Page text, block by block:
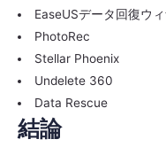
EaseUSデータ回復ウ
PhotoRec
Stellar Phoenix
Undelete 360​​
Data Rescue
結論